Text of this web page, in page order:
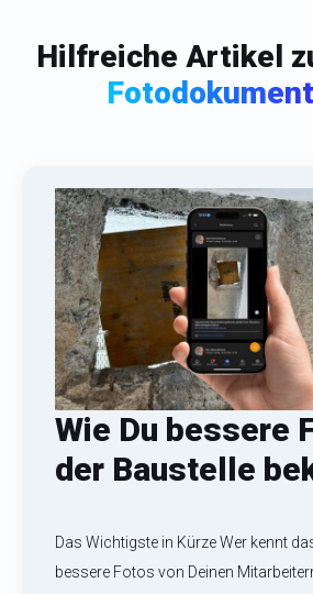
Hilfreiche Artikel
Wie Du bessere
der Baustelle
Das Wichtigste in Kürze Wer kennt
bessere Fotos von Deinen